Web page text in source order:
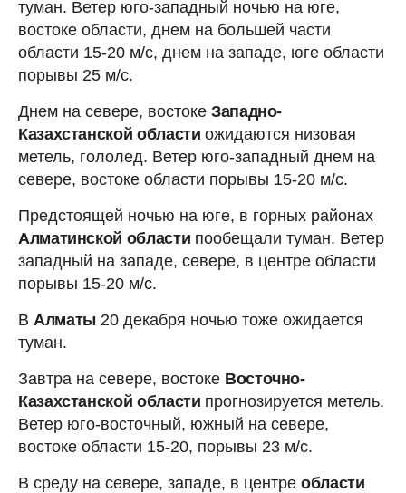
туман. Ветер юго-западный ночью на юге,
востоке области, днем на большей части
области 15-20 м/с, днем на западе, юге области
порывы 25 м/с.
Днем на севере, востоке Западно-
Казахстанской области ожидаются низовая
метель, гололед. Ветер юго-западный днем на
севере, востоке области порывы 15-20 м/с.
Предстоящей ночью на юге, в горных районах
Алматинской области пообещали туман. Ветер
западный на западе, севере, в центре области
порывы 15-20 м/с.
В Алматы20 декабря ночью тоже ожидается
туман.
Завтра на севере, востоке Восточно-
Казахстанской области прогнозируется метель.
Ветер юго-восточный, южный на севере,
востоке области 15-20, порывы 23 м/с.
В среду на севере, западе, в центре области